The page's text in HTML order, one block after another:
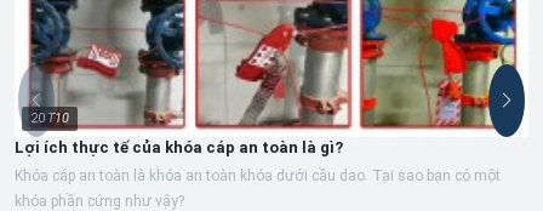
20T10
Lợi ích thực tế của khóa cáp an toàn là gì?
Khóa cáp an toàn là khóa an toàn khóa dưới cầu dao. Tại sao bạn có một
khóa phần cứng như vậy?